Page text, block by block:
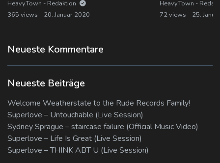
Heavy.Town - Redaktion
365 views
20. Januar 2020
Heavy.Town -
72 views
25.
Neueste Kommentare
Neueste Beiträge
Welcome Weatherstate to the Rude Records Family!
Superlove – Untouchable (Live Session)
Sydney Sprague – staircase failure (Official Music Video)
Superlove – Life Is Great (Live Session)
Superlove – THINK ABT U (Live Session)